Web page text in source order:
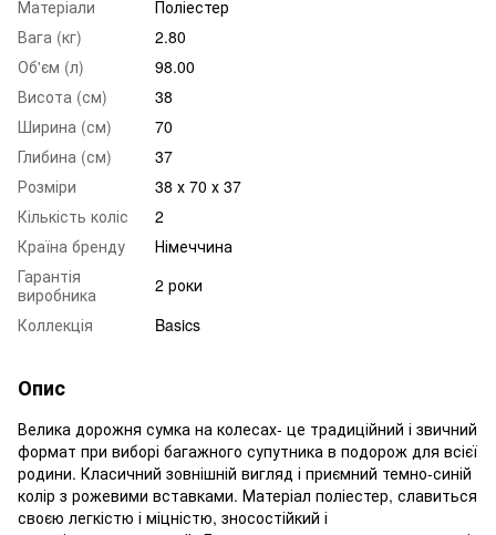
Матеріали
Поліестер
Вага (кг)
2.80
Об'єм (л)
98.00
Висота (см)
38
Ширина (см)
70
Глибина (см)
37
Розміри
38 х 70 х 37
Кількість коліс
2
Країна бренду
Німеччина
Гарантія
виробника
2 роки
Коллекція
Basics
Опис
Велика дорожня сумка на колесах- це традиційний і звичний
формат при виборі багажного супутника в подорож для всієї
родини. Класичний зовнішній вигляд і приємний темно-синій
колір з рожевими вставками. Матеріал поліестер, славиться
своєю легкістю і міцністю, зносостійкий і